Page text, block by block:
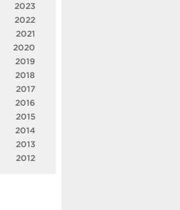
2023
2022
2021
2020
2019
2018
2017
2016
2015
2014
2013
2012